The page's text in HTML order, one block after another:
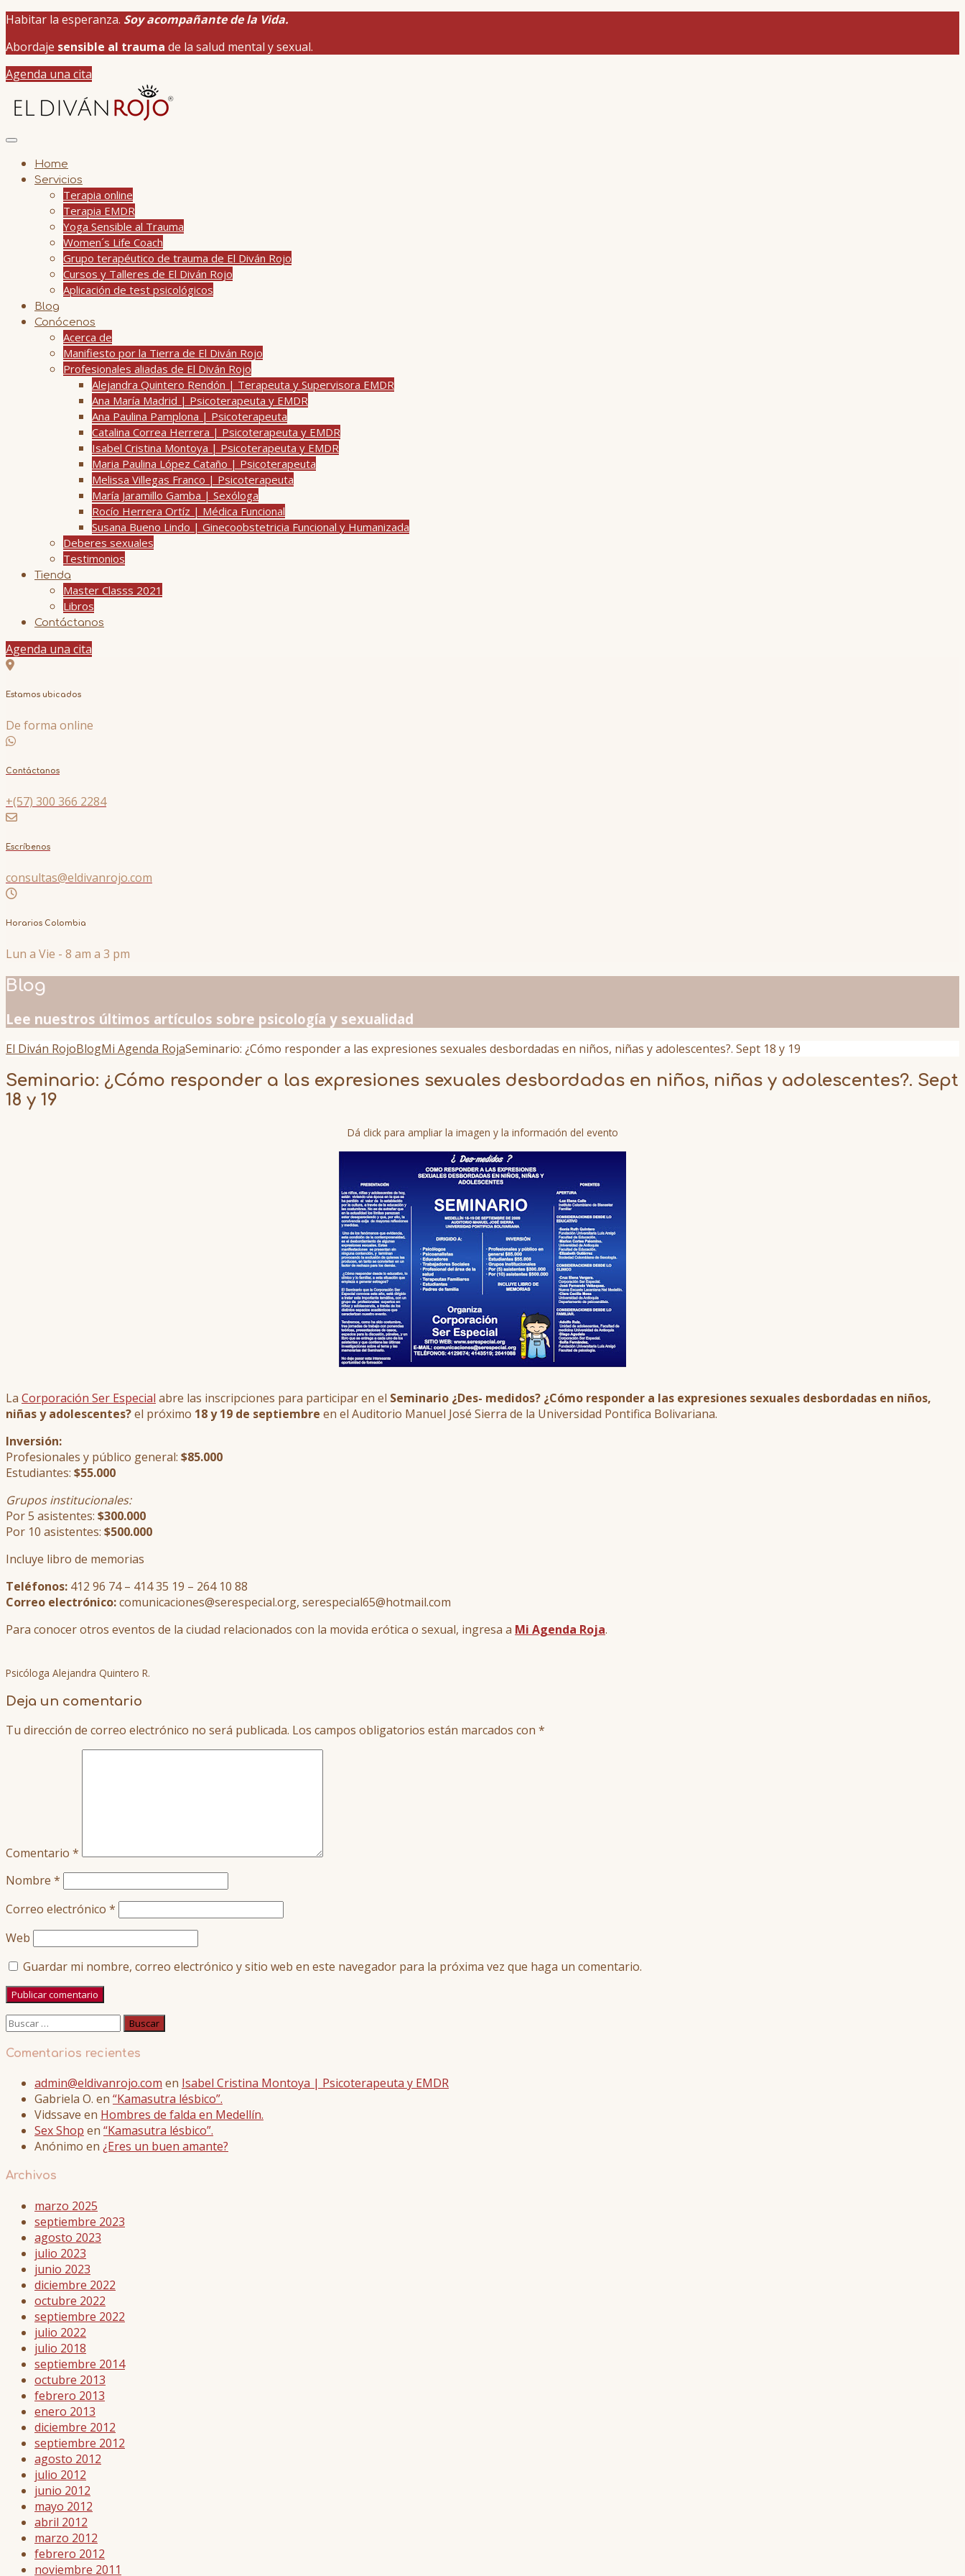
Habitar la esperanza. Soy acompañante de la Vida.
Abordaje sensible al trauma de la salud mental y sexual.
Agenda una cita
Home
Servicios
Terapia online
Terapia EMDR
Yoga Sensible al Trauma
Women´s Life Coach
Grupo terapéutico de trauma de El Diván Rojo
Cursos y Talleres de El Diván Rojo
Aplicación de test psicológicos
Blog
Conócenos
Acerca de
Manifiesto por la Tierra de El Diván Rojo
Profesionales aliadas de El Diván Rojo
Alejandra Quintero Rendón | Terapeuta y Supervisora EMDR
Ana María Madrid | Psicoterapeuta y EMDR
Ana Paulina Pamplona | Psicoterapeuta
Catalina Correa Herrera | Psicoterapeuta y EMDR
Isabel Cristina Montoya | Psicoterapeuta y EMDR
Maria Paulina López Cataño | Psicoterapeuta
Melissa Villegas Franco | Psicoterapeuta
María Jaramillo Gamba | Sexóloga
Rocío Herrera Ortíz | Médica Funcional
Susana Bueno Lindo | Ginecoobstetricia Funcional y Humanizada
Deberes sexuales
Testimonios
Tienda
Master Classs 2021
Libros
Contáctanos
Agenda una cita
Estamos ubicados
De forma online
Contáctanos
+(57) 300 366 2284
Escríbenos
consultas@eldivanrojo.com
Horarios Colombia
Lun a Vie - 8 am a 3 pm
Blog
Lee nuestros últimos artículos sobre psicología y sexualidad
El Diván RojoBlogMi Agenda RojaSeminario: ¿Cómo responder a las expresiones sexuales desbordadas en niños, niñas y adolescentes?. Sept 18 y 19
Seminario: ¿Cómo responder a las expresiones sexuales desbordadas en niños, niñas y adolescentes?. Sept
18 y 19
Dá click para ampliar la imagen y la información del evento
La Corporación Ser Especial abre las inscripciones para participar en el Seminario ¿Des- medidos? ¿Cómo responder a las expresiones sexuales desbordadas en niños,
niñas y adolescentes?el próximo 18 y 19 de septiembre en el Auditorio Manuel José Sierra de la Universidad Pontifica Bolivariana.
Inversión:
Profesionales y público general: $85.000
Estudiantes: $55.000
Grupos institucionales:
Por 5 asistentes: $300.000
Por 10 asistentes: $500.000
Incluye libro de memorias
Teléfonos: 412 96 74 – 414 35 19 – 264 10 88
Correo electrónico:comunicaciones@serespecial.org, serespecial65@hotmail.com
Para conocer otros eventos de la ciudad relacionados con la movida erótica o sexual, ingresa a Mi Agenda Roja.
Psicóloga Alejandra Quintero R.
Deja un comentario
Tu dirección de correo electrónico no será publicada. Los campos obligatorios están marcados con *
Comentario *
Nombre *
Correo electrónico *
Web
Guardar mi nombre, correo electrónico y sitio web en este navegador para la próxima vez que haga un comentario.
Buscar:
Comentarios recientes
admin@eldivanrojo.com en Isabel Cristina Montoya | Psicoterapeuta y EMDR
Gabriela O. en “Kamasutra lésbico”.
Vidssave en Hombres de falda en Medellín.
Sex Shop en “Kamasutra lésbico”.
Anónimo en ¿Eres un buen amante?
Archivos
marzo 2025
septiembre 2023
agosto 2023
julio 2023
junio 2023
diciembre 2022
octubre 2022
septiembre 2022
julio 2022
julio 2018
septiembre 2014
octubre 2013
febrero 2013
enero 2013
diciembre 2012
septiembre 2012
agosto 2012
julio 2012
junio 2012
mayo 2012
abril 2012
marzo 2012
febrero 2012
noviembre 2011